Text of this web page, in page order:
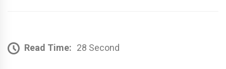
Read Time: 28 Second